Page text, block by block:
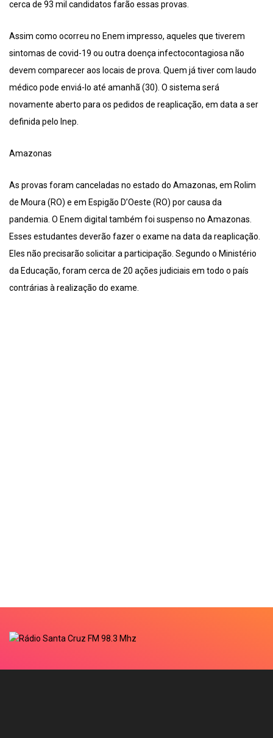
cerca de 93 mil candidatos farão essas provas.
Assim como ocorreu no Enem impresso, aqueles que tiverem
sintomas de covid-19 ou outra doença infectocontagiosa não
devem comparecer aos locais de prova. Quem já tiver com laudo
médico pode enviá-lo até amanhã (30). O sistema será
novamente aberto para os pedidos de reaplicação, em data a ser
definida pelo Inep.
Amazonas
As provas foram canceladas no estado do Amazonas, em Rolim
de Moura (RO) e em Espigão D’Oeste (RO) por causa da
pandemia. O Enem digital também foi suspenso no Amazonas.
Esses estudantes deverão fazer o exame na data da reaplicação.
Eles não precisarão solicitar a participação. Segundo o Ministério
da Educação, foram cerca de 20 ações judiciais em todo o país
contrárias à realização do exame.